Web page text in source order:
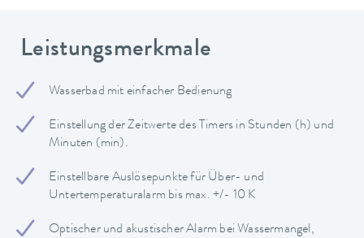
Leistungsmerkmale
Wasserbad mit einfacher Bedienung
Einstellung der Zeitwerte des Timers in Stunden (h) und
Minuten (min).
Einstellbare Auslösepunkte für Über- und
Untertemperaturalarm bis max. +/- 10 K
Optischer und akustischer Alarm bei Wassermangel,